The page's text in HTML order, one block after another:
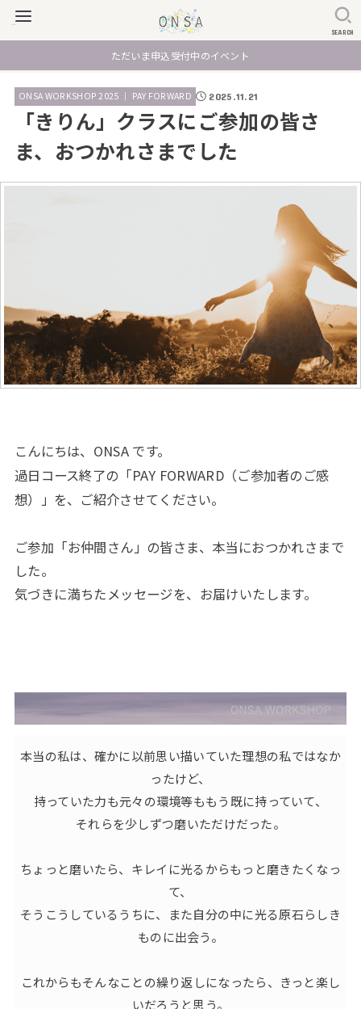
SEARCH
ただいま申込受付中のイベント
ONSA WORKSHOP 2025 ｜ PAY FORWARD 2025.11.21
「きりん」クラスにご参加の皆さ
ま、おつかれさまでした
こんにちは、ONSA です。
過日コース終了の「PAY FORWARD（ご参加者のご感
想）」を、ご紹介させてください。
ご参加「お仲間さん」の皆さま、本当におつかれさまで
した。
気づきに満ちたメッセージを、お届けいたします。
本当の私は、確かに以前思い描いていた理想の私ではなか
ったけど、
持っていた力も元々の環境等ももう既に持っていて、
それらを少しずつ磨いただけだった。
ちょっと磨いたら、キレイに光るからもっと磨きたくなっ
て、
そうこうしているうちに、また自分の中に光る原石らしき
ものに出会う。
これからもそんなことの繰り返しになったら、きっと楽し
いだろうと思う。